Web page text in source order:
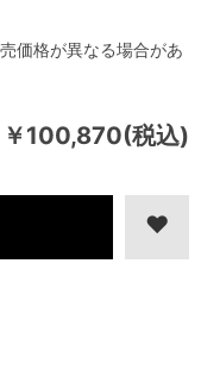
￥100,870(税込)
価格が異なる場合があ